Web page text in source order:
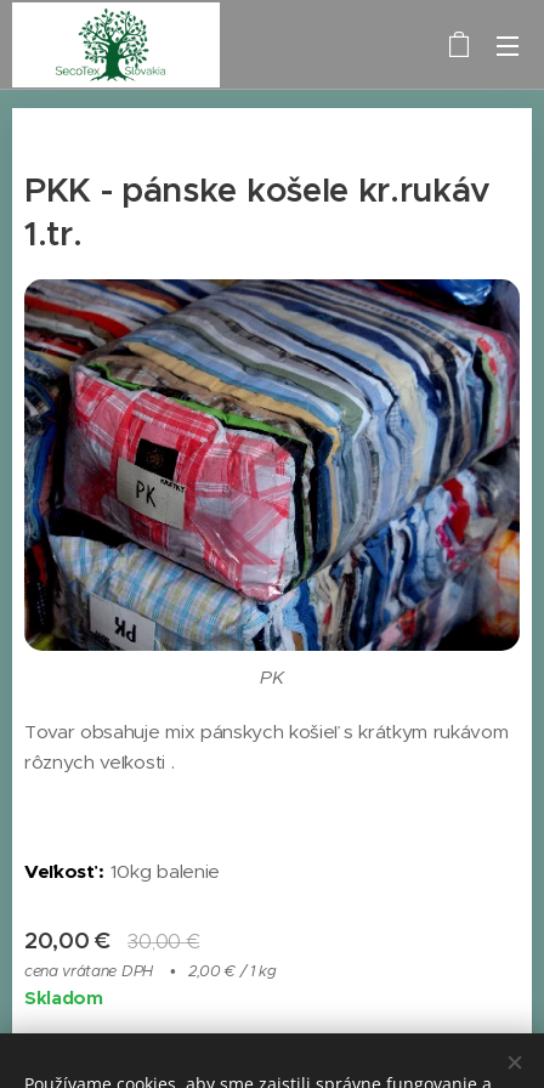
PKK - pánske košele kr.rukáv
1.tr.
PK
Tovar obsahuje mix pánskych košieľ s krátkym rukávom
rôznych veľkosti .
Veľkosť : 10kg balenie
20,00 € 30,00€
cena vrátane DPH 2,00 € / 1 kg
Skladom